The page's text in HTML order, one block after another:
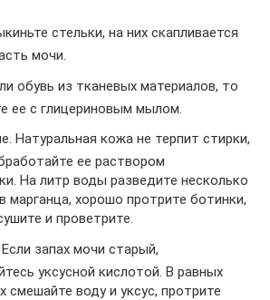
стельки, на них скапливается
мочи.
обувь из тканевых материалов, то
ее с глицериновым мылом.
Натуральная кожа не терпит стирки,
ее раствором
На литр воды разведите несколько
марганца, хорошо протрите ботинки,
и проветрите.
запах мочи старый,
уксусной кислотой. В равных
смешайте воду и уксус, протрите